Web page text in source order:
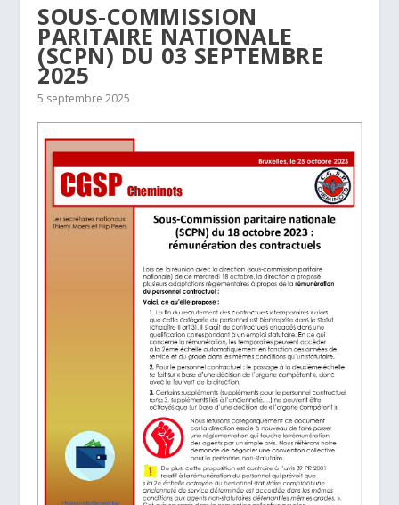
SOUS-COMMISSION
PARITAIRE NATIONALE
(SCPN) DU 03 SEPTEMBRE
2025
5 septembre 2025